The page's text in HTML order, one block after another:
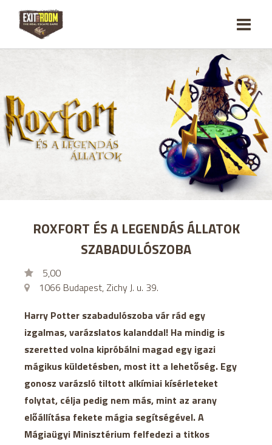
ROXFORT ÉS A LEGENDÁS ÁLLATOK
SZABADULÓSZOBA
5,00
1066 Budapest, Zichy J. u. 39.
Harry Potter szabadulószoba vár rád egy
izgalmas, varázslatos kalanddal! Ha mindig is
szeretted volna kipróbálni magad egy igazi
mágikus küldetésben, most itt a lehetőség. Egy
gonosz varázsló tiltott alkímiai kísérleteket
folytat, célja pedig nem más, mint az arany
előállítása fekete mágia segítségével. A
Mágiaügyi Minisztérium felfedezi a titkos